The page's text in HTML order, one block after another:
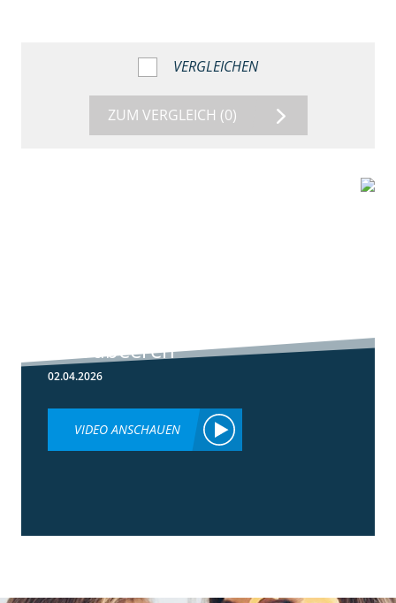
VERGLEICHEN
ZUM VERGLEICH (0)
in Erdbeeren
02.04.2026
VIDEO ANSCHAUEN